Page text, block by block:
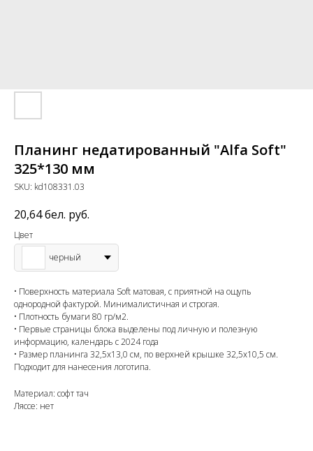
Планинг недатированный "Alfa Soft"
325*130 мм
SKU: kd108331.03
20,64бел. руб.
Цвет
черный
• Поверхность материала Soft матовая, с приятной на ощупь
однородной фактурой. Минималистичная и строгая.
• Плотность бумаги 80 гр/м2.
• Первые страницы блока выделены под личную и полезную
информацию, календарь с 2024 года
• Размер планинга 32,5х13,0 см, по верхней крышке 32,5х10,5 см.
Подходит для нанесения логотипа.
Материал: софт тач
Ляссе: нет